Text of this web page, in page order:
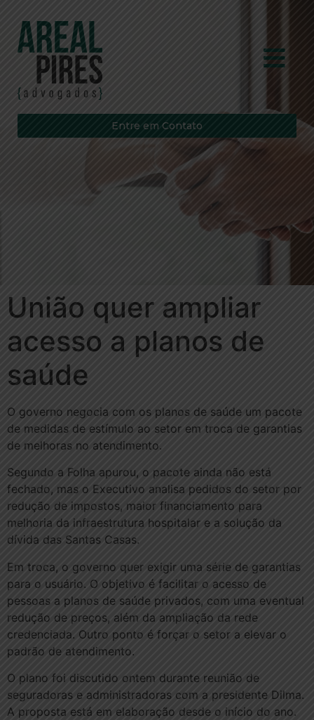
Entre em Contato
União quer ampliar
acesso a planos de
saúde
O governo negocia com os planos de saúde um pacote
de medidas de estímulo ao setor em troca de garantias
de melhoras no atendimento.
Segundo a Folha apurou, o pacote ainda não está
fechado, mas o Executivo analisa pedidos do setor por
redução de impostos, maior financiamento para
melhoria da infraestrutura hospitalar e a solução da
dívida das Santas Casas.
Em troca, o governo quer exigir uma série de garantias
para o usuário. O objetivo é facilitar o acesso de
pessoas a planos de saúde privados, com uma eventual
redução de preços, além da ampliação da rede
credenciada. Outro ponto é forçar o setor a elevar o
padrão de atendimento.
O plano foi discutido ontem durante reunião de
seguradoras e administradoras com a presidente Dilma.
A proposta está em elaboração desde o início do ano.